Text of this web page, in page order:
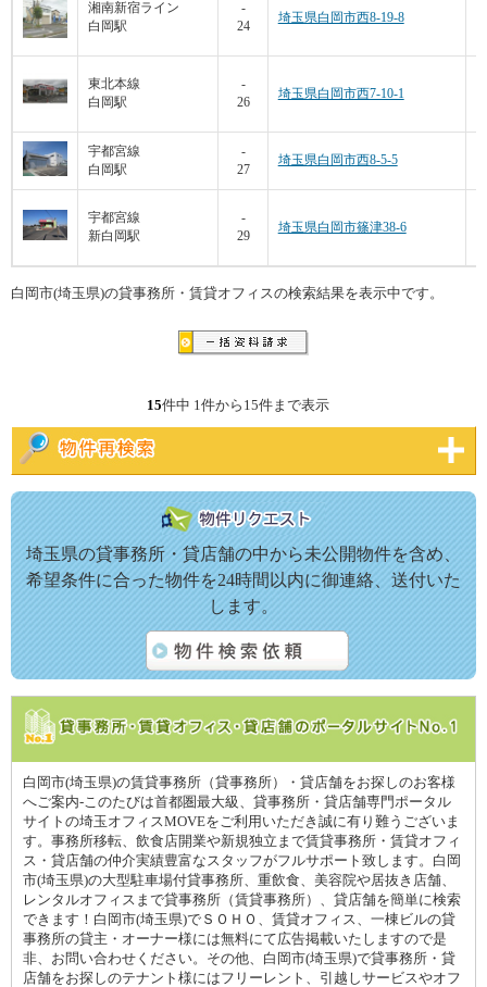
埼玉県の貸事務所・貸店舗の中から未公開物件を含め、
希望条件に合った物件を24時間以内に御連絡、送付いた
します。
白岡市(埼玉県)の賃貸事務所（貸事務所）・貸店舗をお探しのお客様
へご案内-このたびは首都圏最大級、貸事務所・貸店舗専門ポータル
サイトの埼玉オフィスMOVEをご利用いただき誠に有り難うございま
す。事務所移転、飲食店開業や新規独立まで賃貸事務所・賃貸オフィ
ス・貸店舗の仲介実績豊富なスタッフがフルサポート致します。白岡
市(埼玉県)の大型駐車場付貸事務所、重飲食、美容院や居抜き店舗、
レンタルオフィスまで貸事務所（賃貸事務所）、貸店舗を簡単に検索
できます！白岡市(埼玉県)でＳＯＨＯ、賃貸オフィス、一棟ビルの貸
事務所の貸主・オーナー様には無料にて広告掲載いたしますので是
非、お問い合わせください。その他、白岡市(埼玉県)で貸事務所・貸
店舗をお探しのテナント様にはフリーレント、引越しサービスやオフ
湘南新宿ライン
白岡駅
-
24
埼玉県白岡市西8-19-8
東北本線
白岡駅
-
26
埼玉県白岡市西7-10-1
宇都宮線
白岡駅
-
27
埼玉県白岡市西8-5-5
宇都宮線
新白岡駅
-
29
埼玉県白岡市篠津38-6
白岡市(埼玉県)の貸事務所・賃貸オフィスの検索結果を表示中です。
15件中 1件から15件まで表示